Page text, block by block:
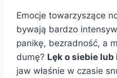
Emocje towarzyszące
bywają bardzo
panikę, bezradność, a
dumę? Lęk o siebie lub
jaw właśnie w czasie